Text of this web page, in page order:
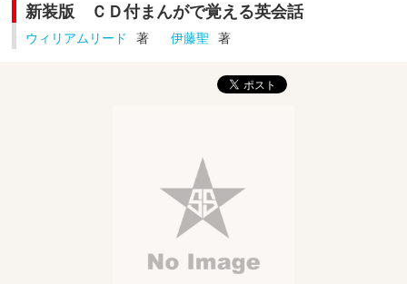
新装版 ＣＤ付まんがで覚える英会話
ウィリアムリード 著 伊藤聖 著